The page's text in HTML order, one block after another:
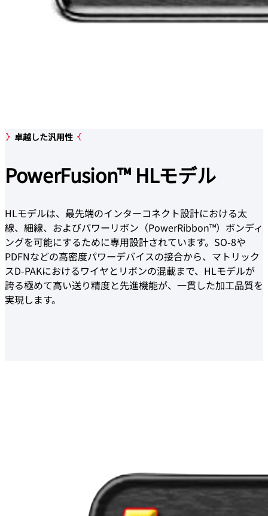
卓越した汎用性
PowerFusion™ HLモデル
HLモデルは、最先端のインターコネクト設計における太
線、細線、およびパワーリボン（PowerRibbon™）ボンディ
ングを可能にするために専用設計されています。SO-8や
PDFNなどの高密度パワーデバイスの接合から、マトリック
スD-PAKにおけるワイヤとリボンの混載まで、HLモデルが
誇る極めて高い送り精度と先進機能が、一貫した加工品質を
実現します。